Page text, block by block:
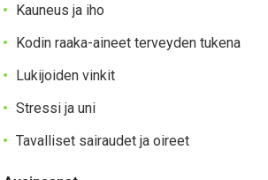
Kauneus ja iho
Kodin raaka-aineet terveyden tukena
Lukijoiden vinkit
Stressi ja uni
Tavalliset sairaudet ja oireet